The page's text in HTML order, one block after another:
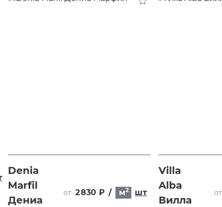
Denia
Marfil
Дениа
от 2 830 ₽ / м2 шт
Villa
Alba
Вилла
от